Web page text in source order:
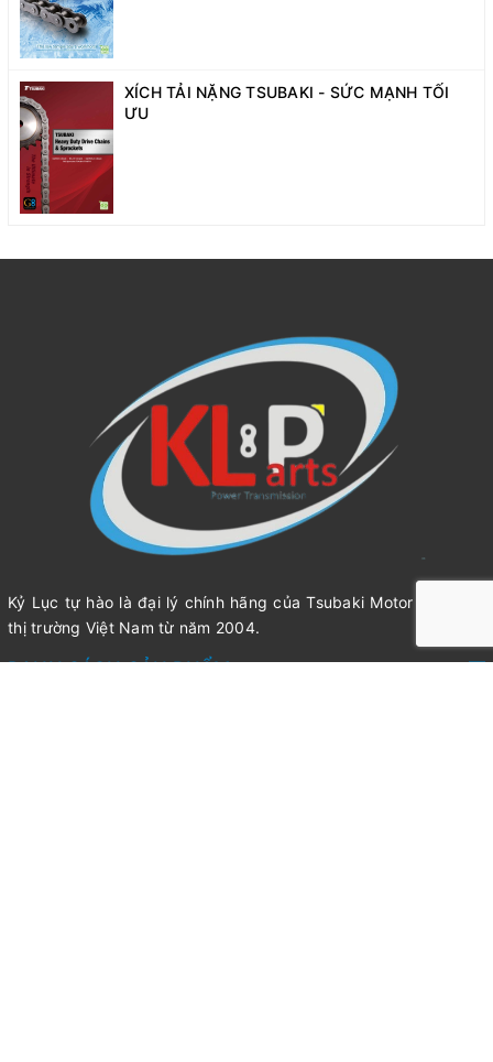
XÍCH TẢI NẶNG TSUBAKI - SỨC MẠNH TỐI
ƯU
Kỷ Lục tự hào là đại lý chính hãng của Tsubaki Motor Chain tại
thị trường Việt Nam từ năm 2004.
DANH SÁCH SẢN PHẨM